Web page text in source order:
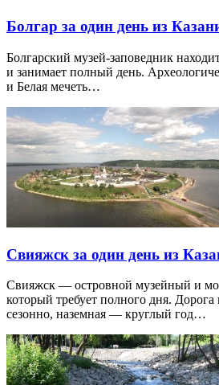
Болгар за один день из
Болгарский музей-заповедник
и занимает полный день.
и Белая мечеть…
Свияжск за один день из
Свияжск — островной музейный и
который требует полного дня. Дорога
сезонно, наземная — круглый год…